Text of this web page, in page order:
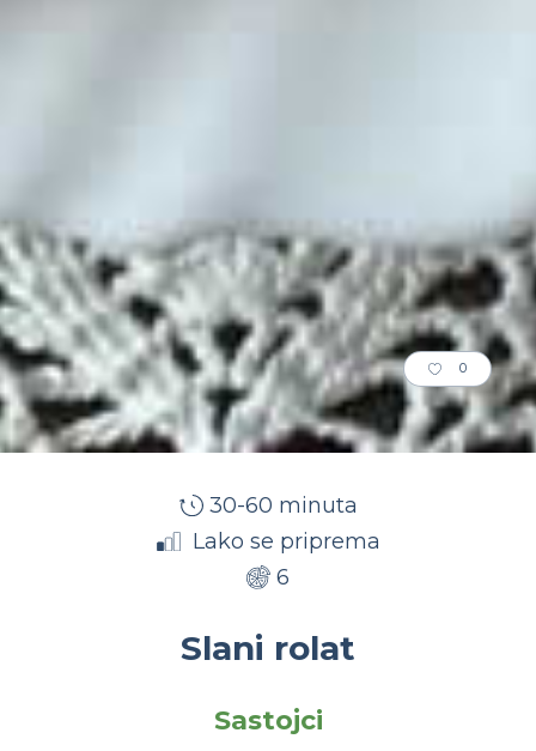
0
30-60 minuta
Lako se priprema
6
Slani rolat
Sastojci